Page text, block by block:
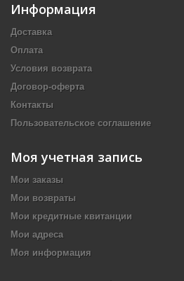
Информация
Доставка
Оплата
Условия возврата
Договор-оферта
Контакты
Пользовательское соглашение
Моя учетная запись
Мои заказы
Мои возвраты
Мои кредитные квитанции
Мои адреса
Моя информация